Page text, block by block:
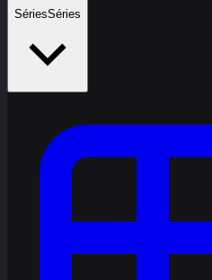
SériesSéries